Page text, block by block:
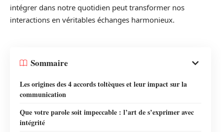
intégrer dans notre quotidien peut transformer nos
interactions en véritables échanges harmonieux.
Sommaire
Les origines des 4 accords toltèques et leur impact sur la
communication
Que votre parole soit impeccable : l’art de s’exprimer avec
intégrité